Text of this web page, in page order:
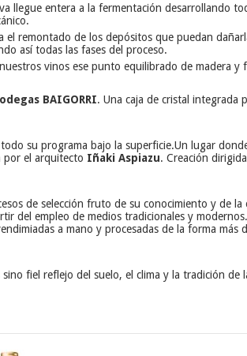
llegue entera a la fermentación desarrollando
remontado de los depósitos que puedan
así todas las fases del proceso.
vinos ese punto equilibrado de madera y
BAIGORRI. Una caja de cristal integrada
su programa bajo la superficie.Un lugar
por el arquitecto Iñaki Aspiazu. Creación
de selección fruto de su conocimiento y de
del empleo de medios tradicionales y
a mano y procesadas de la forma
fiel reflejo del suelo, el clima y la tradición de